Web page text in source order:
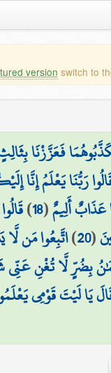
version switch to
فَعَزَّزْنَا
رَبُّنَا يَعْلَمُ إِنَّا
أَلِيمٌ(
18
)
(
20
)اتَّبِعُوا مَن
بِضُرٍّ لَّا تُغْنِ
يَا لَيْتَ قَوْمِي